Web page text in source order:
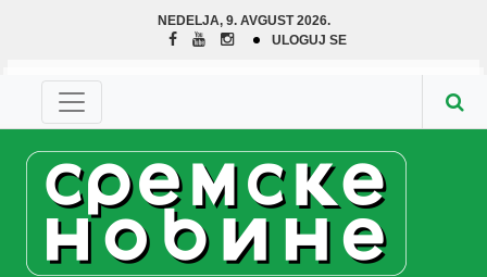
NEDELJA, 9. AVGUST 2026.
ULOGUJ SE